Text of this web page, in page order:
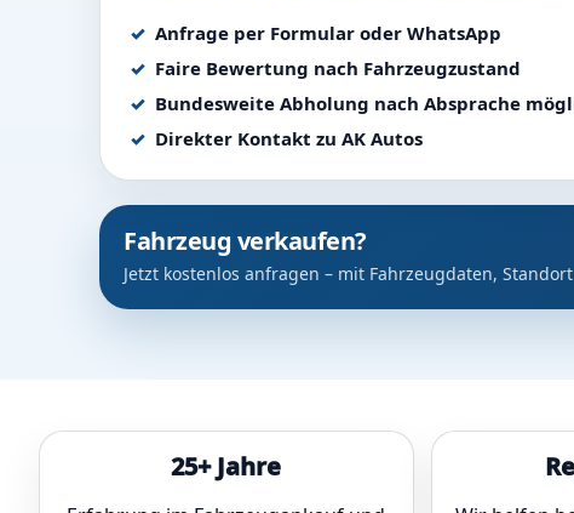
Anfrage per Formular oder WhatsApp
Faire Bewertung nach Fahrzeugzustand
Bundesweite Abholung nach Absprache
Direkter Kontakt zu AK Autos
Fahrzeug verkaufen?
Jetzt kostenlos anfragen – mit Fahrzeugdaten,
25+ Jahre